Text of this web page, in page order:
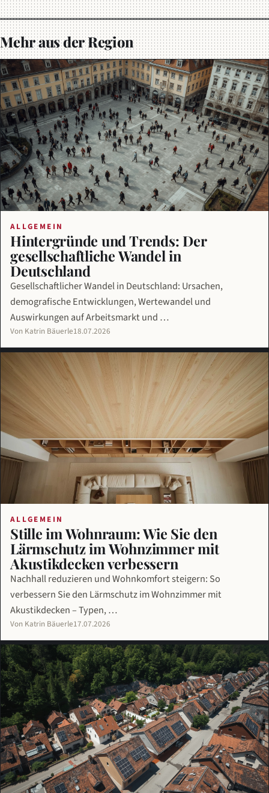
Mehr aus der Region
ALLGEMEIN
Hintergründe und Trends: Der
gesellschaftliche Wandel in
Deutschland
Gesellschaftlicher Wandel in Deutschland: Ursachen,
demografische Entwicklungen, Wertewandel und
Auswirkungen auf Arbeitsmarkt und …
Von Katrin Bäuerle18.07.2026
ALLGEMEIN
Stille im Wohnraum: Wie Sie den
Lärmschutz im Wohnzimmer mit
Akustikdecken verbessern
Nachhall reduzieren und Wohnkomfort steigern: So
verbessern Sie den Lärmschutz im Wohnzimmer mit
Akustikdecken – Typen, …
Von Katrin Bäuerle17.07.2026